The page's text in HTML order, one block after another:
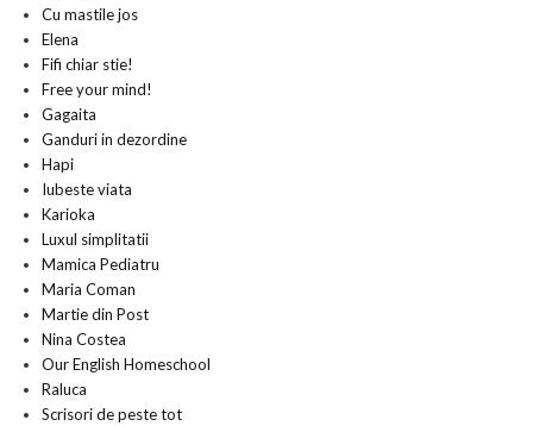
Cu mastile jos
Elena
Fifi chiar stie!
Free your mind!
Gagaita
Ganduri in dezordine
Hapi
Iubeste viata
Karioka
Luxul simplitatii
Mamica Pediatru
Maria Coman
Martie din Post
Nina Costea
Our English Homeschool
Raluca
Scrisori de peste tot